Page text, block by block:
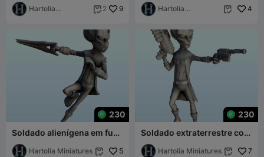
guerra de miniaturas
Hartolia
 2 9
(32) (+ pré-suporte
Hartolia
 4
230
Soldado alienígena em fuga
com máscara e espada (31)
(+ pré-suporte
Hartolia Miniatures  5
230
Soldado extraterrestre com
revólver e pistola laser (30)
(+ pré-suporte
Hartolia Miniatures  7